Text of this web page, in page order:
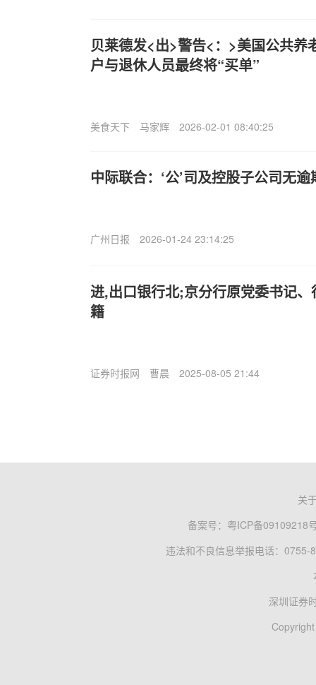
贝莱德发<出>警告<：>美国公共养
户与退休人员最终将“买单”
美食天下 马家辉 2026-02-01 08:40:25
中际联合：‘公’司及控股子公司无
广州日报 2026-01-24 23:14:25
进,出口银行北;京分行原党委书记
籍
证券时报网 曹晨 2025-08-05 21:44
关
备案号： 粤ICP备09109218
违法和不良信息举报电话：0755-
深圳证券